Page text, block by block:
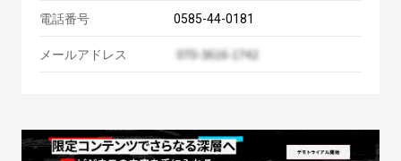
電話番号
0585-44-0181
メールアドレス